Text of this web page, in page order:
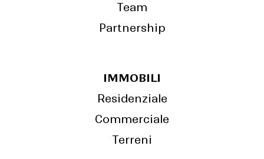
Team
Partnership
IMMOBILI
Residenziale
Commerciale
Terreni